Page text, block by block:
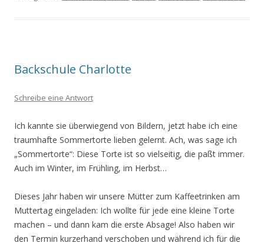
Backschule Charlotte
Schreibe eine Antwort
Ich kannte sie überwiegend von Bildern, jetzt habe ich eine
traumhafte Sommertorte lieben gelernt. Ach, was sage ich
„Sommertorte“: Diese Torte ist so vielseitig, die paßt immer.
Auch im Winter, im Frühling, im Herbst…
Dieses Jahr haben wir unsere Mütter zum Kaffeetrinken am
Muttertag eingeladen: Ich wollte für jede eine kleine Torte
machen – und dann kam die erste Absage! Also haben wir
den Termin kurzerhand verschoben und während ich für die